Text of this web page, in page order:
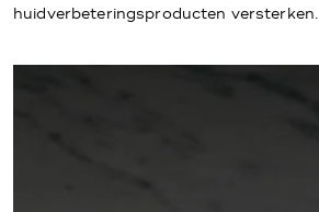
huidverbeteringsproducten versterken.